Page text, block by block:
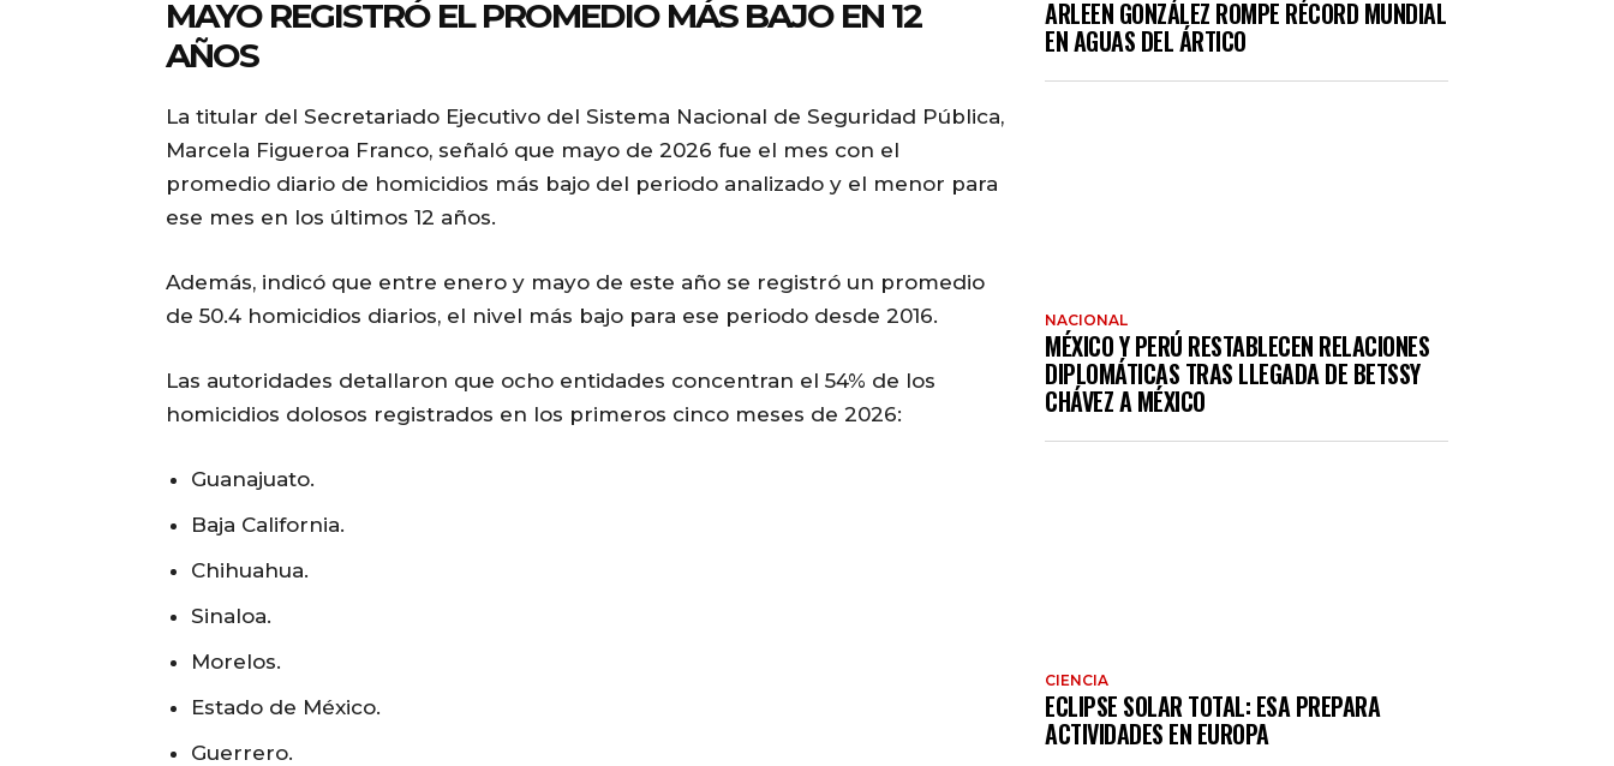
MAYO REGISTRÓ EL PROMEDIO MÁS BAJO EN 12
AÑOS
La titular del Secretariado Ejecutivo del Sistema Nacional de Seguridad Pública,
Marcela Figueroa Franco, señaló que mayo de 2026 fue el mes con el
promedio diario de homicidios más bajo del periodo analizado y el menor para
ese mes en los últimos 12 años.
Además, indicó que entre enero y mayo de este año se registró un promedio
de 50.4 homicidios diarios, el nivel más bajo para ese periodo desde 2016.
Las autoridades detallaron que ocho entidades concentran el 54% de los
homicidios dolosos registrados en los primeros cinco meses de 2026:
Guanajuato.
Baja California.
Chihuahua.
Sinaloa.
Morelos.
Estado de México.
Guerrero.
ARLEEN GONZÁLEZ ROMPE RÉCORD MUNDIAL
EN AGUAS DEL ÁRTICO
NACIONAL
MÉXICO Y PERÚ RESTABLECEN RELACIONES
DIPLOMÁTICAS TRAS LLEGADA DE BETSSY
CHÁVEZ A MÉXICO
CIENCIA
ECLIPSE SOLAR TOTAL: ESA PREPARA
ACTIVIDADES EN EUROPA